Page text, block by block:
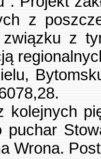
z
z
puchar
Wrona.